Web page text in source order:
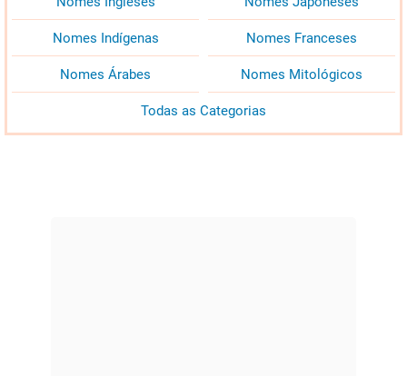
Nomes Indígenas Nomes Franceses
Nomes Árabes Nomes Mitológicos
Todas as Categorias